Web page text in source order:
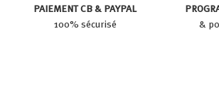
PAIEMENT CB & PAYPAL
100% sécurisé
&